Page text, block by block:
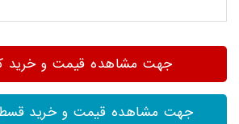
جهت مشاهده قیمت و خرید
جهت مشاهده قیمت و خرید